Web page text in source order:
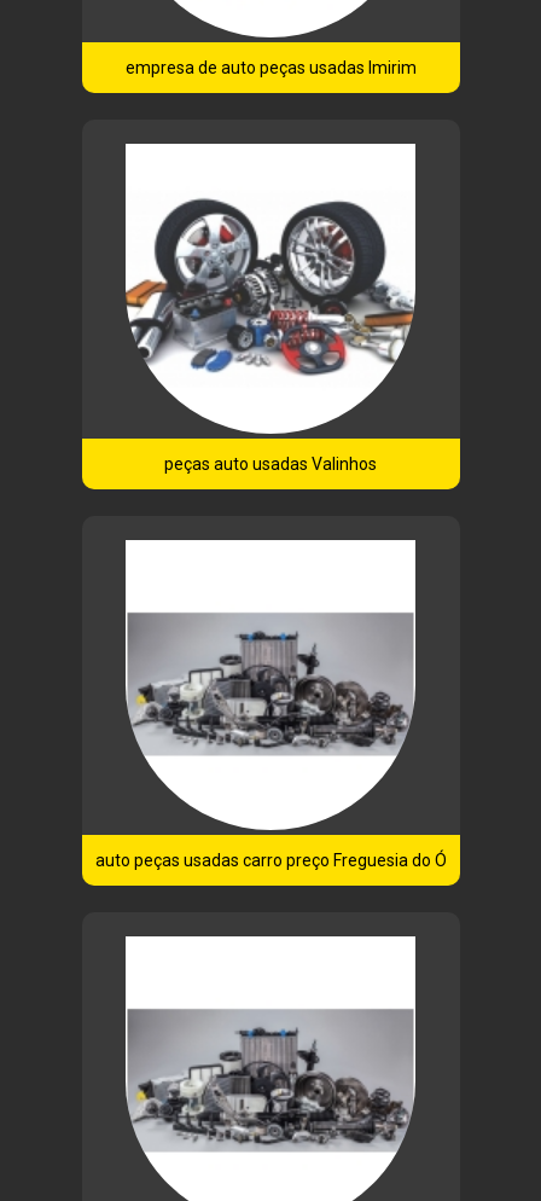
empresa de auto peças usadas Imirim
peças auto usadas Valinhos
auto peças usadas carro preço Freguesia do Ó